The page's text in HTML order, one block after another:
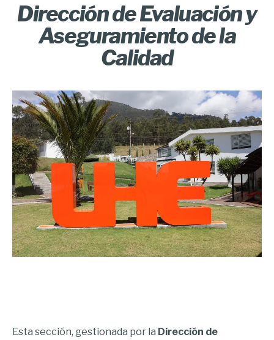
Dirección de Evaluación y
Aseguramiento de la
Calidad
Esta sección, gestionada por la Dirección de